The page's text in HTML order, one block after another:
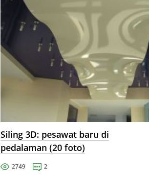
Siling 3D: pesawat baru di
pedalaman (20 foto)
2749 2